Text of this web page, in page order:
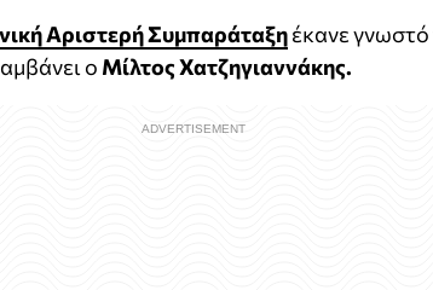
Αριστερή Συμπαράταξηέκανε
ο Μίλτος Χατζηγιαννάκης.